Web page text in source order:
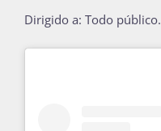
Dirigido a: Todo público.